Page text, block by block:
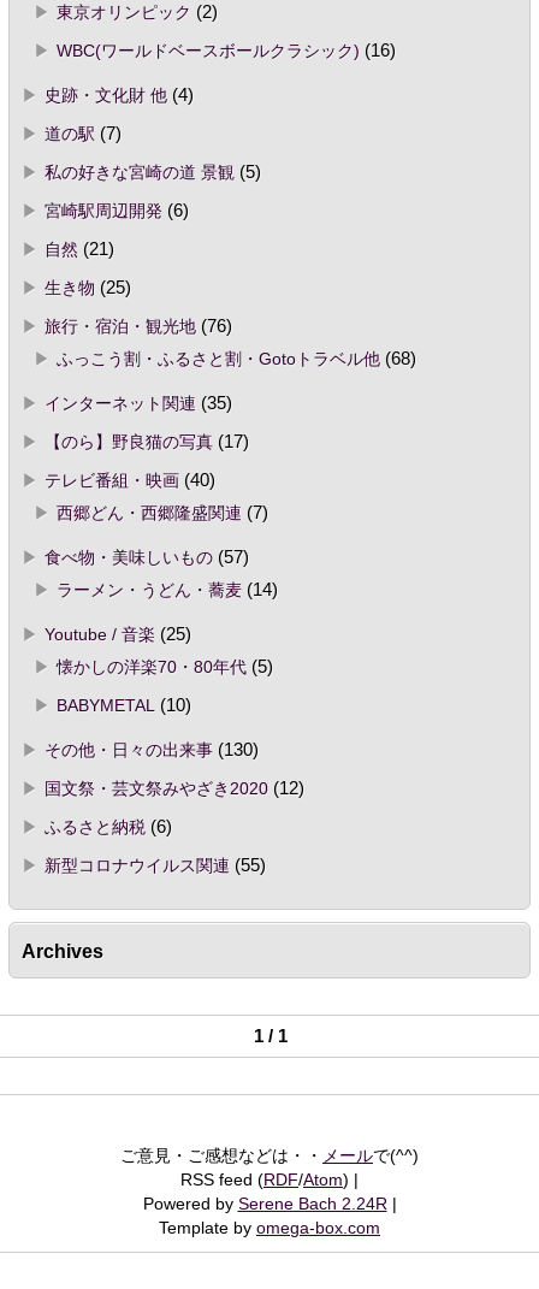
東京オリンピック (2)
WBC(ワールドベースボールクラシック) (16)
史跡・文化財 他(4)
道の駅 (7)
私の好きな宮崎の道 景観 (5)
宮崎駅周辺開発(6)
自然 (21)
生き物 (25)
旅行・宿泊・観光地(76)
ふっこう割・ふるさと割・Gotoトラベル他(68)
インターネット関連 (35)
【のら】野良猫の写真(17)
テレビ番組・映画(40)
西郷どん・西郷隆盛関連 (7)
食べ物・美味しいもの(57)
ラーメン・うどん・蕎麦(14)
Youtube / 音楽 (25)
懐かしの洋楽70・80年代(5)
BABYMETAL
(10)
その他・日々の出来事(130)
国文祭・芸文祭みやざき2020(12)
ふるさと納税(6)
新型コロナウイルス関連 (55)
Archives
1 / 1
ご意見・ご感想などは・・ メールで(^^)
RSS feed (RDF/Atom)
Powered by Serene Bach 2.24R
Template by omega-box.com